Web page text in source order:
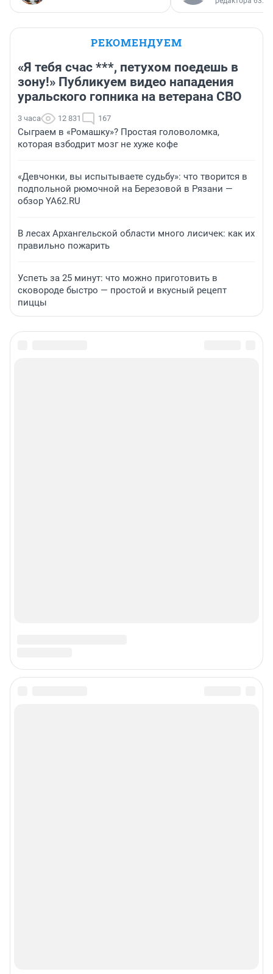
РЕКОМЕНДУЕМ
«Я тебя счас ***, петухом поедешь в
зону!» Публикуем видео нападения
уральского гопника на ветерана СВО
3 часа 12 831 167
Сыграем в «Ромашку»? Простая головоломка,
которая взбодрит мозг не хуже кофе
«Девчонки, вы испытываете судьбу»: что творится в
подпольной рюмочной на Березовой в Рязани —
обзор YA62.RU
В лесах Архангельской области много лисичек: как их
правильно пожарить
Успеть за 25 минут: что можно приготовить в
сковороде быстро — простой и вкусный рецепт
пиццы